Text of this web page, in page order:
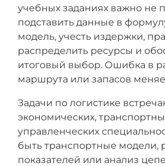
учебных заданиях важно не
подставить данные в
модель, учесть издержки,
распределить ресурсы и
итоговый выбор. Ошибка в
маршрута или запасов
Задачи по логистике
экономических,
управленческих
быть транспортные модели,
показателей или анализ